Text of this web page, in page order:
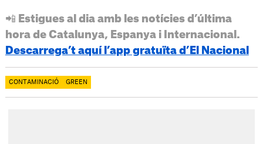
📲 Estigues al dia amb les notícies d’última
hora de Catalunya, Espanya i Internacional.
Descarrega’t aquí l’app gratuïta d’El Nacional
CONTAMINACIÓ GREEN